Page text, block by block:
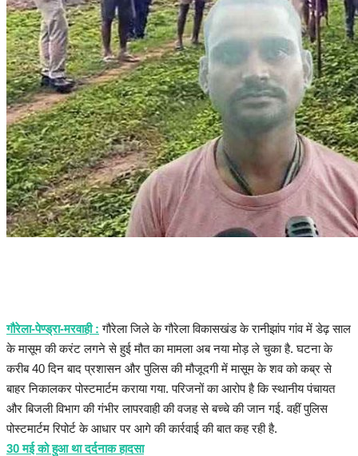
व्यापार
संपादकीय
रोजगार
राजनीति
मनोरंजन
मैगज़ीन की लेख
मैगज़ीन की लेख
प्रमुख खबर
हेल्थ
Language
गौरेला-पेण्ड्रा-मरवाही : गौरेला जिले के गौरेला विकासखंड के रानीझांप गांव में डेढ़ साल
के मासूम की करंट लगने से हुई मौत का मामला अब नया मोड़ ले चुका है. घटना के
करीब 40 दिन बाद प्रशासन और पुलिस की मौजूदगी में मासूम के शव को कब्र से
बाहर निकालकर पोस्टमार्टम कराया गया. परिजनों का आरोप है कि स्थानीय पंचायत
और बिजली विभाग की गंभीर लापरवाही की वजह से बच्चे की जान गई. वहीं पुलिस
पोस्टमार्टम रिपोर्ट के आधार पर आगे की कार्रवाई की बात कह रही है.
30 मई को हुआ था दर्दनाक हादसा